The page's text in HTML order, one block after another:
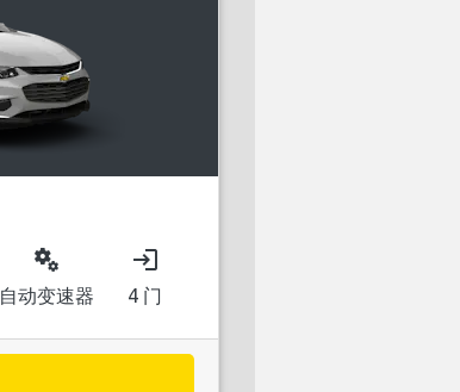
miscellaneous_services
自动变速器
login
4 门